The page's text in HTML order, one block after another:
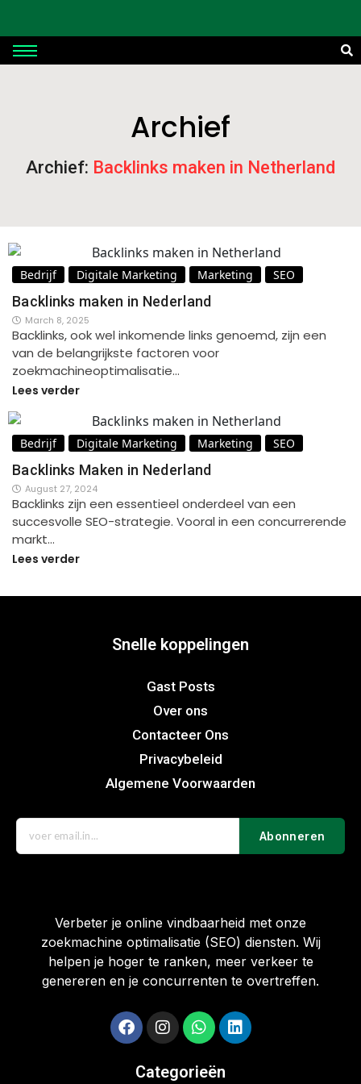
Archief
Archief: Backlinks maken in Netherland
Bedrijf Digitale Marketing Marketing SEO
Backlinks maken in Nederland
March 8, 2025
Backlinks, ook wel inkomende links genoemd, zijn een
van de belangrijkste factoren voor
zoekmachineoptimalisatie…
Lees verder
Bedrijf Digitale Marketing Marketing SEO
Backlinks Maken in Nederland
August 27, 2024
Backlinks zijn een essentieel onderdeel van een
succesvolle SEO-strategie. Vooral in een concurrerende
markt…
Lees verder
Snelle koppelingen
Gast Posts
Over ons
Contacteer Ons
Privacybeleid
Algemene Voorwaarden
Abonneren
Verbeter je online vindbaarheid met onze
zoekmachine optimalisatie (SEO) diensten. Wij
helpen je hoger te ranken, meer verkeer te
genereren en je concurrenten te overtreffen.
Categorieën